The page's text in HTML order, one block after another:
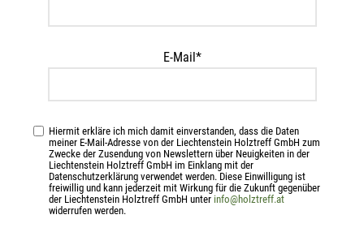
E-Mail*
Hiermit erkläre ich mich damit einverstanden, dass die Daten
meiner E-Mail-Adresse von der Liechtenstein Holztreff GmbH zum
Zwecke der Zusendung von Newslettern über Neuigkeiten in der
Liechtenstein Holztreff GmbH im Einklang mit der
Datenschutzerklärung verwendet werden. Diese Einwilligung ist
freiwillig und kann jederzeit mit Wirkung für die Zukunft gegenüber
der Liechtenstein Holztreff GmbH unter info@holztreff.at
widerrufen werden.